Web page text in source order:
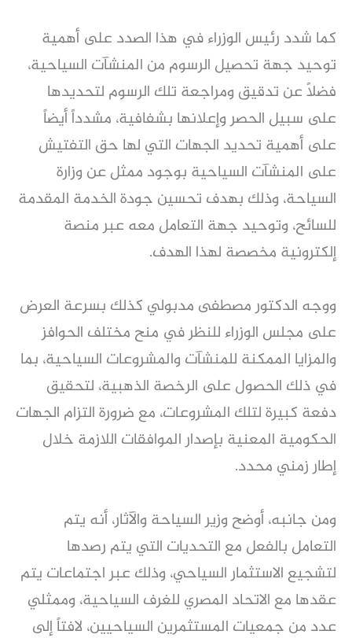
كما شدد رئيس الوزراء في هذا الصدد على أهمية
توحيد جهة تحصيل الرسوم من المنشآت السياحية،
فضلاً عن تدقيق ومراجعة تلك الرسوم لتحديدها
على سبيل الحصر وإعلانها بشفافية، مشدداً أيضاً
على أهمية تحديد الجهات التي لها حق التفتيش
على المنشآت السياحية بوجود ممثل عن وزارة
السياحة، وذلك بهدف تحسين جودة الخدمة المقدمة
للسائح، وتوحيد جهة التعامل معه عبر منصة
إلكترونية مخصصة لهذا الهدف.
ووجه الدكتور مصطفى مدبولي كذلك بسرعة العرض
على مجلس الوزراء للنظر في منح مختلف الحوافز
والمزايا الممكنة للمنشآت والمشروعات السياحية، بما
في ذلك الحصول على الرخصة الذهبية، لتحقيق
دفعة كبيرة لتلك المشروعات، مع ضرورة التزام الجهات
الحكومية المعنية بإصدار الموافقات اللازمة خلال
إطار زمني محدد.
ومن جانبه، أوضح وزير السياحة والآثار، أنه يتم
التعامل بالفعل مع التحديات التي يتم رصدها
لتشجيع الاستثمار السياحي، وذلك عبر اجتماعات يتم
عقدها مع الاتحاد المصري للغرف السياحية، وممثلي
عدد من جمعيات المستثمرين السياحيين، لافتاً إلى